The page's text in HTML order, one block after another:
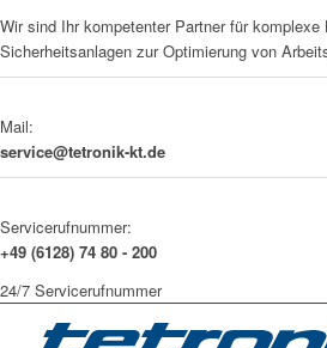
Wir sind Ihr kompetenter Partner für
Sicherheitsanlagen zur Optimierung von
Mail:
service@tetronik-kt.de
Servicerufnummer:
+49 (6128) 74 80 - 200
24/7 Servicerufnummer